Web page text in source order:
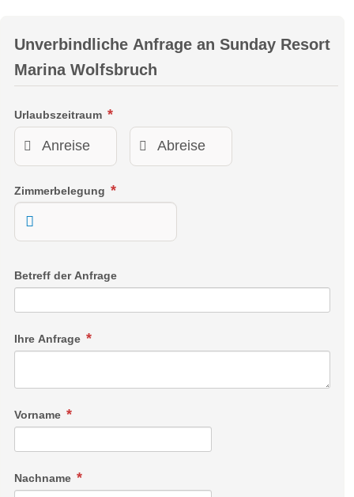
Unverbindliche Anfrage an Sunday Resort
Marina Wolfsbruch
Urlaubszeitraum
Zimmerbelegung
Betreff der Anfrage
Ihre Anfrage
Vorname
Nachname